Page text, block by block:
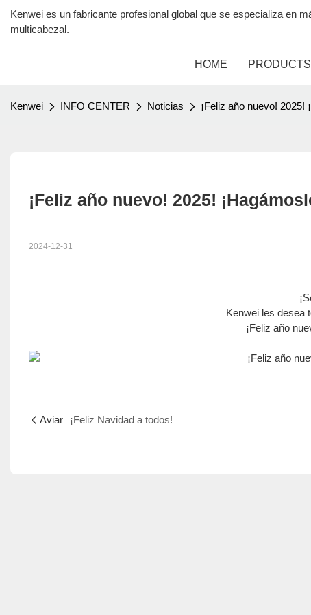
Kenwei es un fabricante profesional global que se especializa en
multicabezal.
HOME PRODUCTS
Kenwei INFO CENTER Noticias ¡Feliz año nuevo! 2025!
¡Feliz año nuevo! 2025!
2024-12-31
Kenwei les desea
¡Feliz año
Aviar ¡Feliz Navidad a todos!